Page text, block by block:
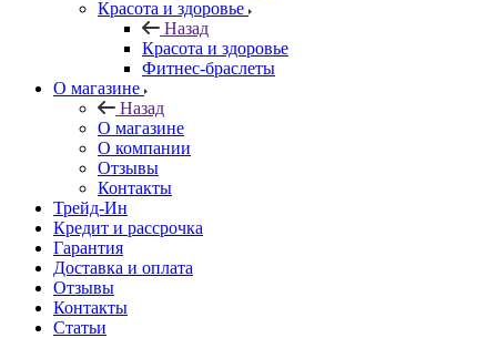
Красота и здоровье
Назад
Красота и здоровье
Фитнес-браслеты
О магазине
Назад
О магазине
О компании
Отзывы
Контакты
Трейд-Ин
Кредит и рассрочка
Гарантия
Доставка и оплата
Отзывы
Контакты
Статьи